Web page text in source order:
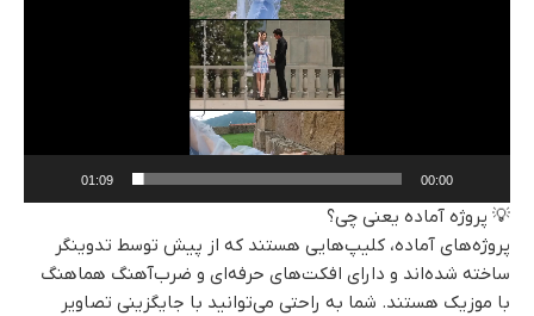
00:00
01:09
💡 پروژه آماده یعنی چی؟
پروژه‌های آماده، کلیپ‌هایی هستند که از پیش توسط تدوینگر
ساخته شده‌اند و دارای افکت‌های حرفه‌ای و ضرب‌آهنگ هماهنگ
با موزیک هستند. شما به راحتی می‌توانید با جایگزینی تصاویر